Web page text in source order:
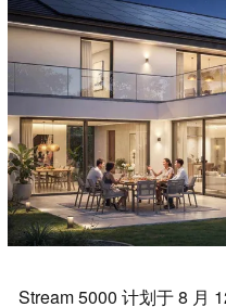
Stream 5000 计划于 8 月